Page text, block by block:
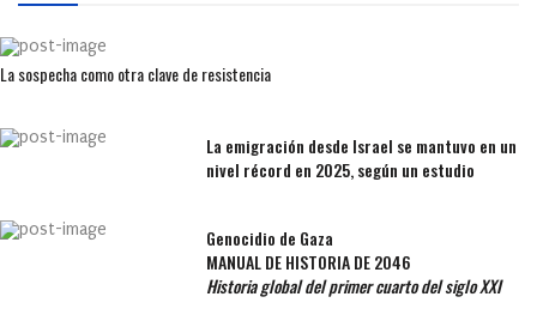
La sospecha como otra clave de resistencia
La emigración desde Israel se mantuvo en un
nivel récord en 2025, según un estudio
Genocidio de Gaza
MANUAL DE HISTORIA DE 2046
Historia global del primer cuarto del siglo XXI